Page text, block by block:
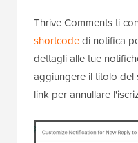
Thrive Comments ti
shortcodedi notifica
dettagli alle tue
aggiungere il titolo del
link per annullare